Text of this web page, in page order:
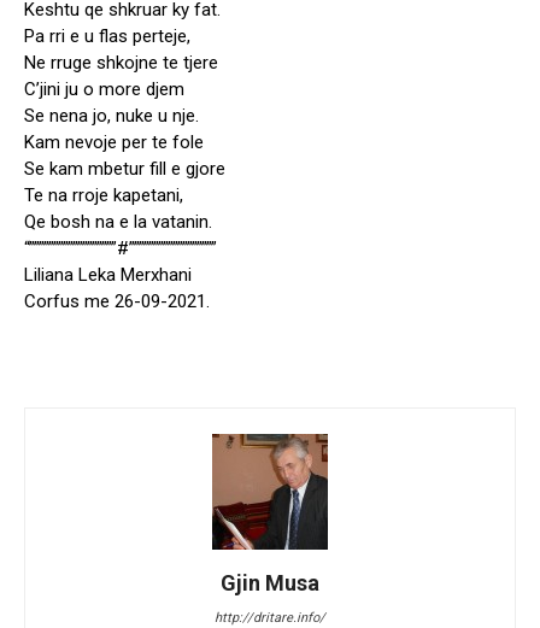
Keshtu qe shkruar ky fat.
Pa rri e u flas perteje,
Ne rruge shkojne te tjere
C’jini ju o more djem
Se nena jo, nuke u nje.
Kam nevoje per te fole
Se kam mbetur fill e gjore
Te na rroje kapetani,
Qe bosh na e la vatanin.
“””””””””””””””””””#””””””””””””””””””
Liliana Leka Merxhani
Corfus me 26-09-2021.
Gjin Musa
http://dritare.info/